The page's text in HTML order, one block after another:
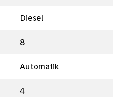
Diesel
8
Automatik
4